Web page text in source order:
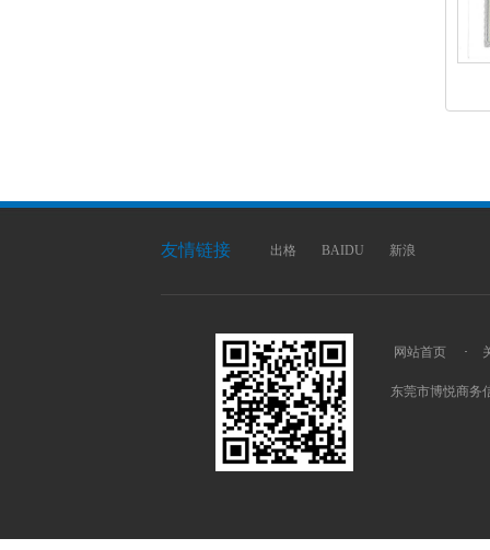
友情链接 出格 BAIDU 新浪
网站首页 ·
东莞市博悦商务